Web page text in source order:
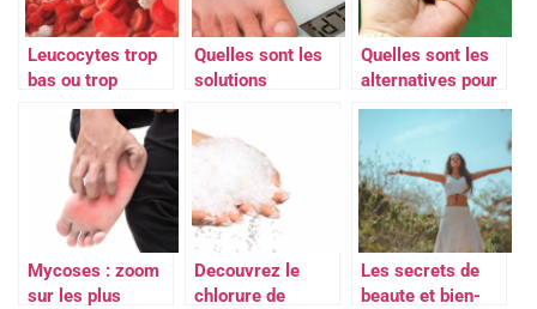
Leucocytes trop
bas ou trop
eleves, que faire
Quelles sont les
solutions
connaître pour
maigrir ?
Quelles sont les
alternatives pour
retarder les
règles ?
Mycoses : zoom
sur les plus
Decouvrez le
chlorure de
Les secrets de
beaute et bien-